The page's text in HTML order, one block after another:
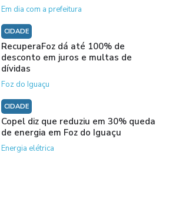
Em dia com a prefeitura
CIDADE
RecuperaFoz dá até 100% de
desconto em juros e multas de
dívidas
Foz do Iguaçu
CIDADE
Copel diz que reduziu em 30% queda
de energia em Foz do Iguaçu
Energia elétrica